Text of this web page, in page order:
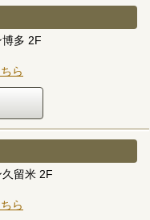
多 2F
ら
留米 2F
ら